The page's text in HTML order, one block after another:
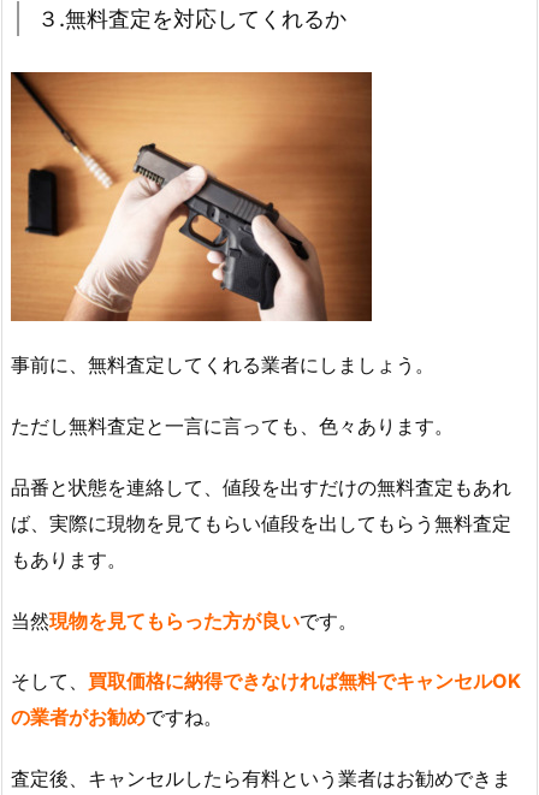
３.無料査定を対応してくれるか
事前に、無料査定してくれる業者にしましょう。
ただし無料査定と一言に言っても、色々あります。
品番と状態を連絡して、値段を出すだけの無料査定もあれ
ば、実際に現物を見てもらい値段を出してもらう無料査定
もあります。
当然現物を見てもらった方が良いです。
そして、 買取価格に納得できなければ無料でキャンセルOK
の業者がお勧めですね。
査定後、キャンセルしたら有料という業者はお勧めできま